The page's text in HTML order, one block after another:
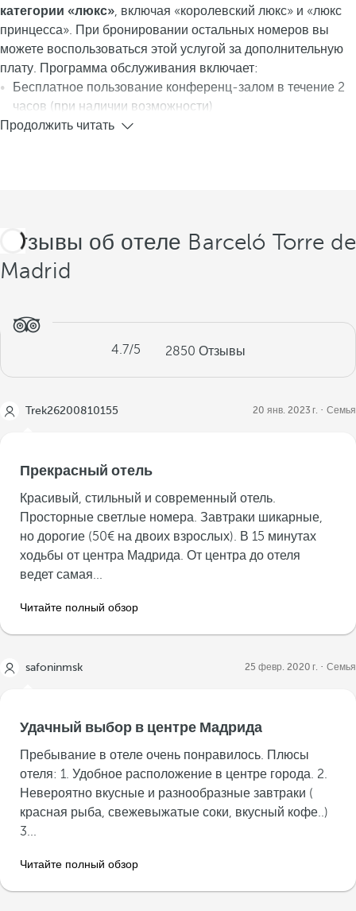
категории «люкс», включая «королевский люкс» и «люкс
принцесса». При бронировании остальных номеров вы
можете воспользоваться этой услугой за дополнительную
плату. Программа обслуживания включает:
Бесплатное пользование конференц-залом в течение 2
часов (при наличии возможности)
Продолжить читать
Отзывы об отеле Barceló Torre de
Madrid
4.7/5 2850 Отзывы
Trek26200810155 20 янв. 2023 г. Семья
Прекрасный отель
Красивый, стильный и современный отель.
Просторные светлые номера. Завтраки шикарные,
но дорогие (50€ на двоих взрослых). В 15 минутах
ходьбы от центра Мадрида. От центра до отеля
ведет самая...
Читайте полный обзор
safoninmsk 25 февр. 2020 г. Семья
Удачный выбор в центре Мадрида
Пребывание в отеле очень понравилось. Плюсы
отеля: 1. Удобное расположение в центре города. 2.
Невероятно вкусные и разнообразные завтраки (
красная рыба, свежевыжатые соки, вкусный кофе..)
3...
Читайте полный обзор